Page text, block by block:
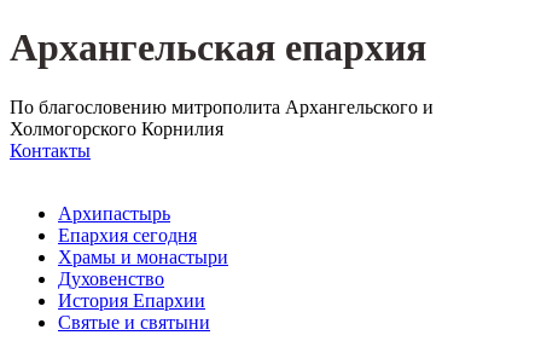
Архангельская епархия
По благословению митрополита Архангельского и
Холмогорского Корнилия
Контакты
Архипастырь
Епархия сегодня
Храмы и монастыри
Духовенство
История Епархии
Святые и святыни